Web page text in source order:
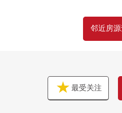
邻近房
最受关注